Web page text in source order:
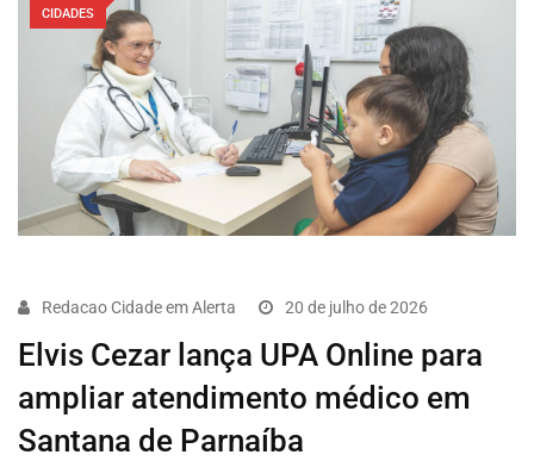
CIDADES
Redacao Cidade em Alerta 20 de julho de 2026
Elvis Cezar lança UPA Online para
ampliar atendimento médico em
Santana de Parnaíba